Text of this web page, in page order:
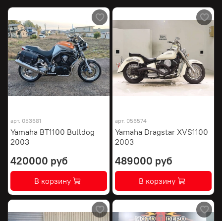
арт. 053681
Yamaha BT1100 Bulldog
2003
420000 руб
В корзину
арт. 056574
Yamaha Dragstar XVS1100
2003
489000 руб
В корзину